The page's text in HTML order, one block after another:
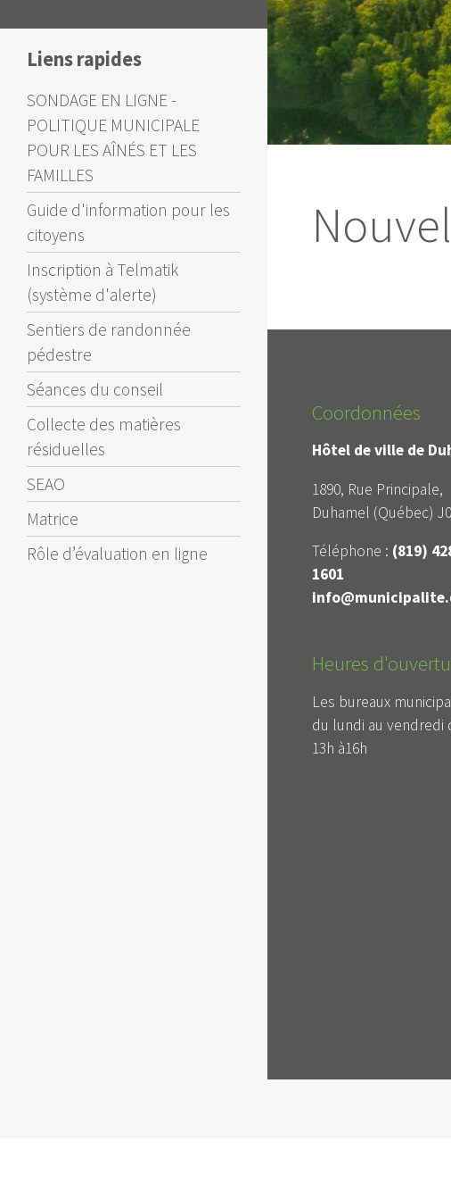
Liens rapides
SONDAGE EN LIGNE -
POLITIQUE MUNICIPALE
POUR LES AÎNÉS ET LES
FAMILLES
Guide d'information pour les
citoyens
Inscription à Telmatik
(système d'alerte)
Sentiers de randonnée
pédestre
Séances du conseil
Collecte des matières
résiduelles
SEAO
Matrice
Rôle d’évaluation en ligne
Coordonnées
Hôtel de ville de
1890, Rue Principale,
Duhamel (Québec)
Téléphone : (819)
1601
Heures
Les bureaux
du lundi au vendredi
13h à16h